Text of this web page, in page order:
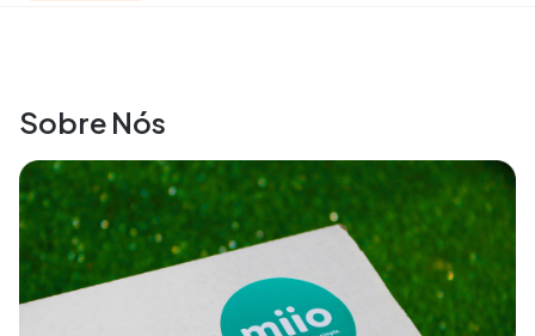
Sobre Nós